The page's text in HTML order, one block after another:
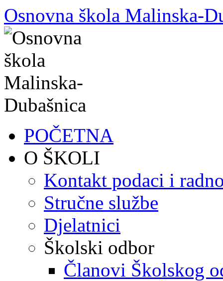
Skoči
do
sadržaja
Osnovna škola Malinska-
POČETNA
O ŠKOLI
Kontakt podaci i
Stručne službe
Djelatnici
Školski odbor
Članovi Školskog